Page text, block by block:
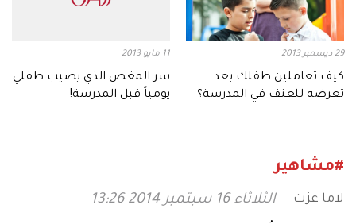
29 ديسمبر 2013
كيف تعاملين طفلك بعد
تعرضه للعنف في المدرسة؟
11 مايو 2013
سر المغص الذي يصيب طفلي
يومياً قبل المدرسة!
#مشاهير
لاما عزت الثلاثاء 16 سبتمبر 2014 13:26